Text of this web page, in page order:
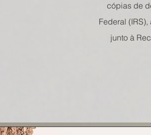
cópias de
Federal
junto à